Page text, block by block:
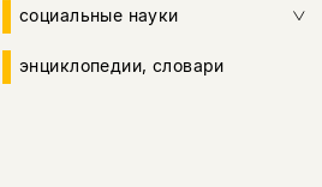
социальные науки
энциклопедии, словари